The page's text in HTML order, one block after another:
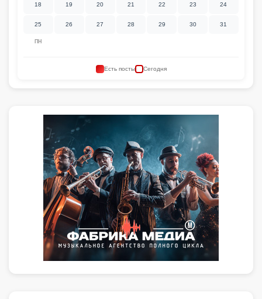
ПН
18 19 20 21 22 23 24
25 26 27 28 29 30 31
Есть посты Сегодня